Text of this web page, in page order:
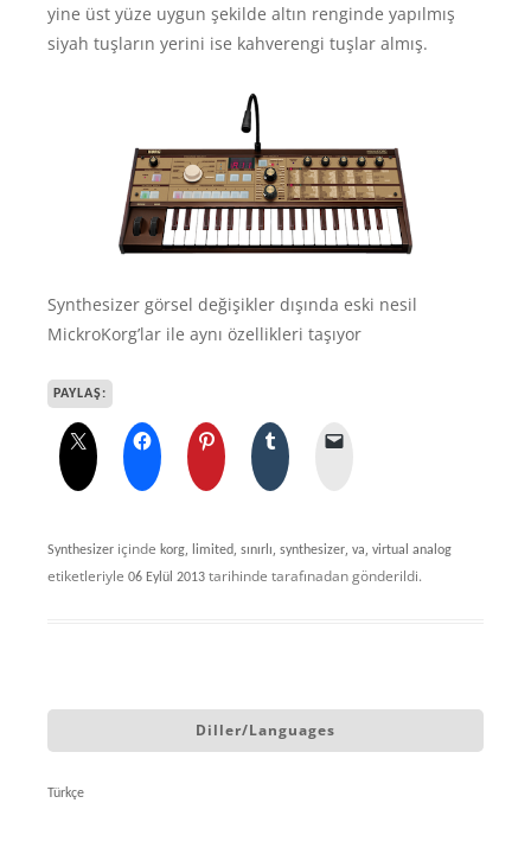
yine üst yüze uygun şekilde altın renginde yapılmış
siyah tuşların yerini ise kahverengi tuşlar almış.
Synthesizer görsel değişikler dışında eski nesil
MickroKorg’lar ile aynı özellikleri taşıyor
PAYLAŞ:
Synthesizer içinde korg, limited, sınırlı, synthesizer, va, virtual analog
etiketleriyle 06 Eylül 2013 tarihinde tarafınadan gönderildi.
Diller/Languages
Türkçe